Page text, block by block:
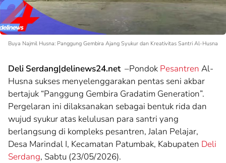
Buya Najmil Husna: Panggung Gembira Ajang Syukur dan Kreativitas Santri Al-Husna
Deli Serdang|delinews24.net–Pondok Pesantren Al-
Husna sukses menyelenggarakan pentas seni akbar
bertajuk “Panggung Gembira Gradatim Generation”.
Pergelaran ini dilaksanakan sebagai bentuk rida dan
wujud syukur atas kelulusan para santri yang
berlangsung di kompleks pesantren, Jalan Pelajar,
Desa Marindal I, Kecamatan Patumbak, Kabupaten Deli
Serdang, Sabtu (23/05/2026).